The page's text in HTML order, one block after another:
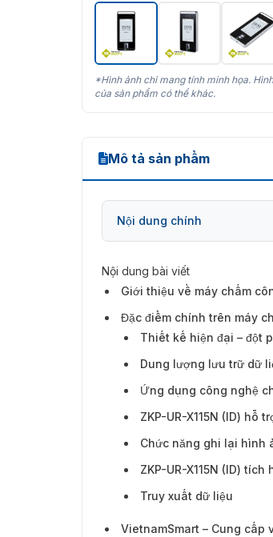
*Hình ảnh chỉ mang tính minh họa.
của sản phẩm có thể khác.
Mô tả sản phẩm
Nội dung chính
Đặc điểm chính trên máy
Nội dung bài viết
Giới thiệu về máy chấm
Đặc điểm chính trên máy
Thiết kế hiện đại – đột
Dung lượng lưu trữ dữ
Ứng dụng công nghệ
ZKP-UR-X115N (ID) hỗ
Chức năng ghi lại hình
ZKP-UR-X115N (ID)
Truy xuất dữ liệu
VietnamSmart – Cung cấp